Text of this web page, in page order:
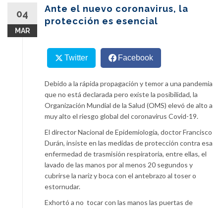
04
MAR
Ante el nuevo coronavirus, la
protección es esencial
Twitter Facebook
Debido a la rápida propagación y temor a una pandemia
que no está declarada pero existe la posibilidad, la
Organización Mundial de la Salud (OMS) elevó de alto a
muy alto el riesgo global del coronavirus Covid-19.
El director Nacional de Epidemiología, doctor Francisco
Durán, insiste en las medidas de protección contra esa
enfermedad de trasmisión respiratoria, entre ellas, el
lavado de las manos por al menos 20 segundos y
cubrirse la nariz y boca con el antebrazo al toser o
estornudar.
Exhortó a no tocar con las manos las puertas de